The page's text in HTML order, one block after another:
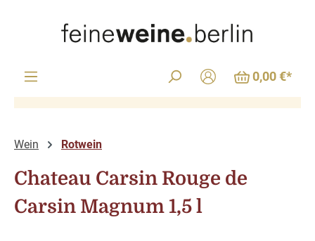
0,00 €*
Wein Rotwein
Chateau Carsin Rouge de
Carsin Magnum 1,5 l